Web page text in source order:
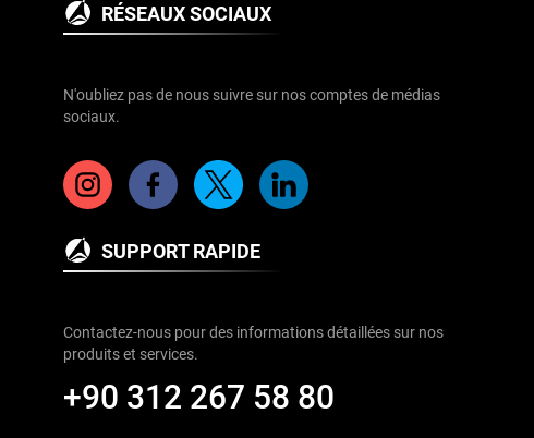
RÉSEAUX SOCIAUX
N'oubliez pas de nous suivre sur nos comptes de médias
sociaux.
SUPPORT RAPIDE
Contactez-nous pour des informations détaillées sur nos
produits et services.
+90 312 267 58 80